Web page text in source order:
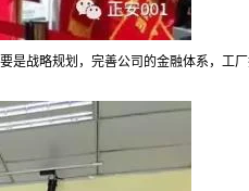
是战略规划，完善公司的金融体系，工厂